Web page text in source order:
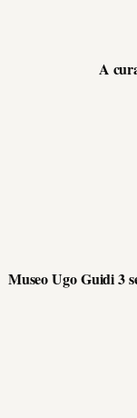
A
Museo Ugo Guidi 3